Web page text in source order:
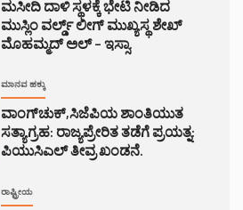
ಮಸೀದಿ ದಾಳಿ ಸ್ಥಳಕ್ಕೆ ಭೇಟಿ ನೀಡಿದ
ಮುಸ್ಲಿಂ ವರ್ಲ್ಡ್ ಲೀಗ್ ಮುಖ್ಯಸ್ಥ ಶೇಖ್
ಮೊಹಮ್ಮದ್ ಅಲ್ – ಇಸ್ಸಾ.
ಮಾನವ ಹಕ್ಕು
ವಾಂಗ್‌ಚುಕ್,ಸಿಜೆಪಿಯ ಶಾಂತಿಯುತ
ಸತ್ಯಾಗ್ರಹ: ರಾಜ್ಯಪ್ರೇರಿತ ತಡೆಗೆ ಪ್ರಯತ್ನ:
ಪಿಯುಸಿಎಲ್ ತೀವ್ರ ಖಂಡನೆ.
ರಾಷ್ಟ್ರೀಯ